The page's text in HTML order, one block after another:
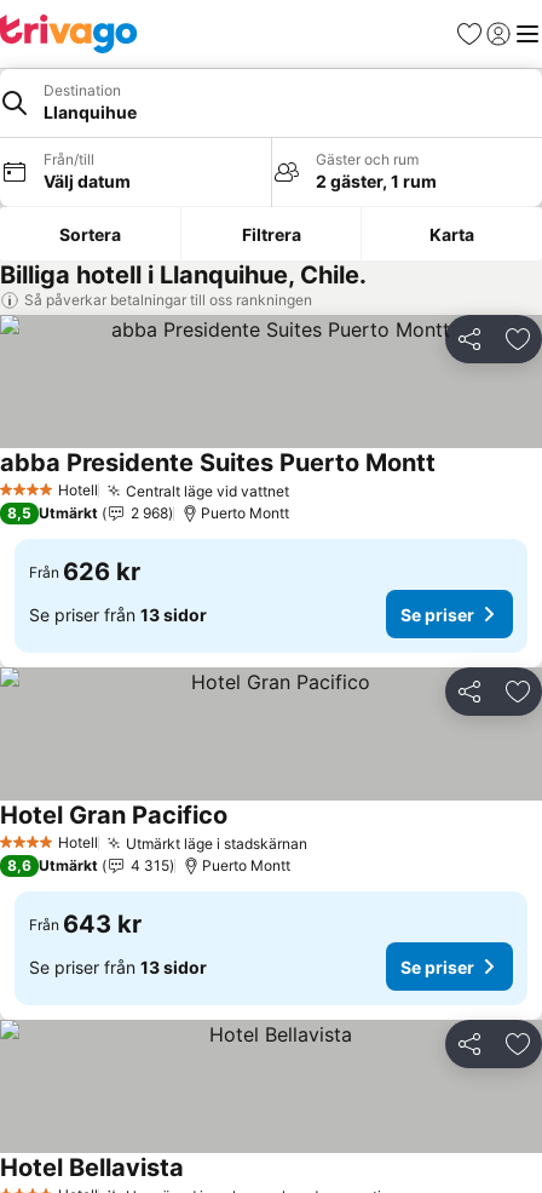
Favoriter
Logga
Destination
Llanquihue
Från/till
Välj datum
Gäster och rum
2 gäster, 1 rum
Sortera Filtrera Karta
Billiga hotell i Llanquihue, Chile.
Så påverkar betalningar till oss rankningen
Dela
4 StjärnorHotell Centralt läge vid vattnet
abba Presidente Suites Puerto Montt
8,5 Utmärkt 2 968 Puerto Montt
Från 626 kr
Se priser från 13 sidor Se priser
Dela
4 StjärnorHotell Utmärkt läge i stadskärnan
Hotel Gran Pacifico
8,6 Utmärkt 4 315 Puerto Montt
Från 643 kr
Se priser från 13 sidor Se priser
Dela
Hotel Bellavista